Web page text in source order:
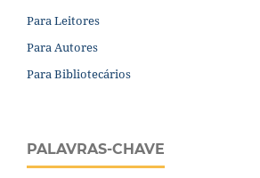
Para Leitores
Para Autores
Para Bibliotecários
PALAVRAS-CHAVE